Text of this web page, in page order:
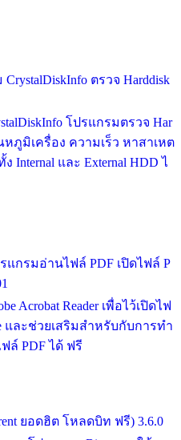
ตรวจ Harddisk
โปรแกรมตรวจ Har
ภูมิเครื่อง ความเร็ว หาสาเหต
Internal และ External HDD ไ
รแกรมอ่านไฟล์ PDF เปิดไฟล์ P
Acrobat Reader เพื่อไว้เปิดไฟ
และช่วยเสริมสำหรับกับการทำ
ล์ PDF ได้ ฟรี
ยอดฮิต โหลดบิท ฟรี) 3.6.0